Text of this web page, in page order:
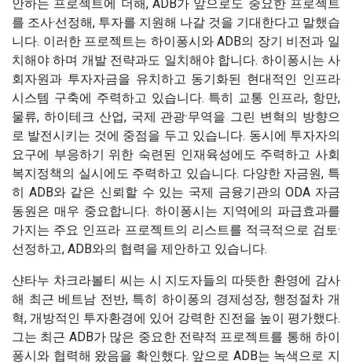
안하는 프로젝트에 더해, ADB가 앞으로도 중요한 프로젝트
를 조사·선정해, 투자를 지원해 나갈 것을 기대한다고 말했습
니다. 이러한 프로젝트는 하이퐁시와 ADB의 장기 비전과 일
치해야 하며 개발 전략과도 일치해야 합니다. 하이퐁시는 사
회자원과 투자자금을 유치하고 동기화된 현대적인 인프라
시스템 구축에 주력하고 있습니다. 특히 교통 인프라, 항만,
물류, 하이테크 산업, 국제 관광·무역을 그린 변혁의 방향으
로 발전시키는 것에 중점을 두고 있습니다. 동시에 투자자의
요구에 부응하기 위한 숙련된 인재육성에도 주력하고 사회
복지정책의 실시에도 주력하고 있습니다. 다양한 자금원, 특
히 ADB와 같은 신뢰할 수 있는 국제 금융기관의 ODA 자금
동원은 매우 중요합니다. 하이퐁시는 지역에의 파급효과를
가지는 주요 인프라 프로젝트의 리스트를 적극적으로 검토·
선정하고, ADB와의 협력을 제안하고 있습니다.
샨타누 차크라볼티 씨는 시 지도자들의 따뜻한 환영에 감사
해 최근 베트남 전반, 특히 하이퐁의 경제성장, 행정절차 개
혁, 개방적인 투자환경에 있어 강력한 진전을 높이 평가했다.
그는 최근 ADB가 많은 중요한 전략적 프로젝트를 통해 하이
퐁시와 협력해 왔음을 확인했다. 앞으로 ADB는 녹색으로 지